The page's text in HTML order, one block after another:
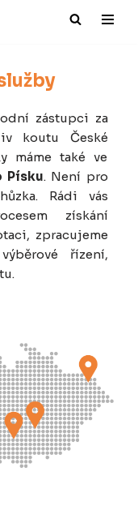
zástupci za
koutu České
máme také ve
Písku. Není pro
Rádi vás
získání
zpracujeme
řízení,